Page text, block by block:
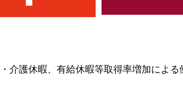
介護休暇、有給休暇等取得率増加による